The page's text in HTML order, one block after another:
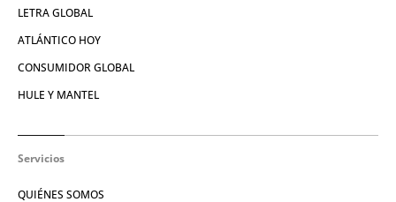
LETRA GLOBAL
ATLÁNTICO HOY
CONSUMIDOR GLOBAL
HULE Y MANTEL
Servicios
QUIÉNES SOMOS